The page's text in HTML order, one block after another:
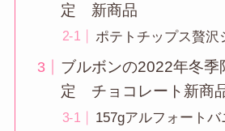
定 新商品
ポテトチップス贅沢
ブルボンの2022年冬
定 チョコレート新商
157gアルフォート